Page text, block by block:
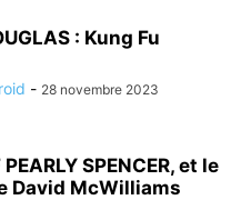
: Kung Fu
- 28 novembre 2023
PEARLY SPENCER, et le
David McWilliams